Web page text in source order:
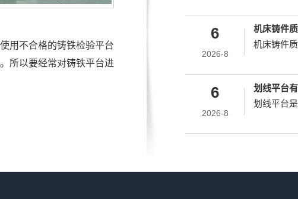
用不合格的铸铁检验平台
所以要经常对铸铁平台进
6
2026-8
机床铸件
机床铸件
6
2026-8
划线平台
划线平台